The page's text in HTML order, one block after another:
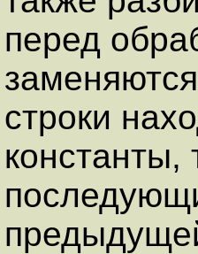
перед
строки
константы,